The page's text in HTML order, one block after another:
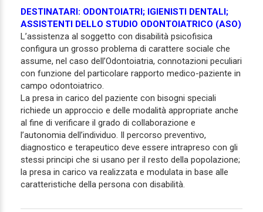
DESTINATARI: ODONTOIATRI; IGIENISTI DENTALI;
ASSISTENTI DELLO STUDIO ODONTOIATRICO (ASO)
L’assistenza al soggetto con disabilità psicofisica
configura un grosso problema di carattere sociale che
assume, nel caso dell’Odontoiatria, connotazioni peculiari
con funzione del particolare rapporto medico-paziente in
campo odontoiatrico.
La presa in carico del paziente con bisogni speciali
richiede un approccio e delle modalità appropriate anche
al fine di verificare il grado di collaborazione e
l’autonomia dell’individuo. Il percorso preventivo,
diagnostico e terapeutico deve essere intrapreso con gli
stessi principi che si usano per il resto della popolazione;
la presa in carico va realizzata e modulata in base alle
caratteristiche della persona con disabilità.